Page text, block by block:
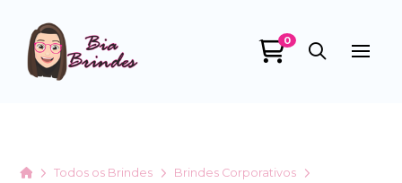
0
HomeTodos os Brindes
Brindes Corporativos